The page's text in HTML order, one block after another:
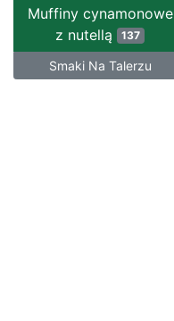
Muffiny cynamonowe
z nutellą 137
Smaki Na Talerzu